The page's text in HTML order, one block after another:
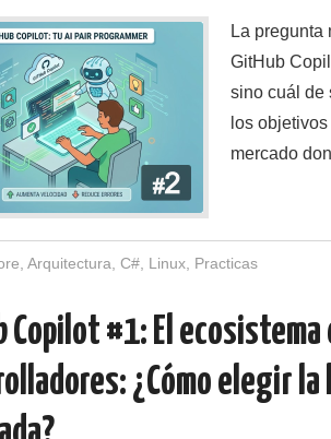
La pregunta
GitHub
sino cuál de
los
mercado
,Arquitectura ,C# Linux Practicas
Copilot #1: El ecosistema
¿Cómo elegir